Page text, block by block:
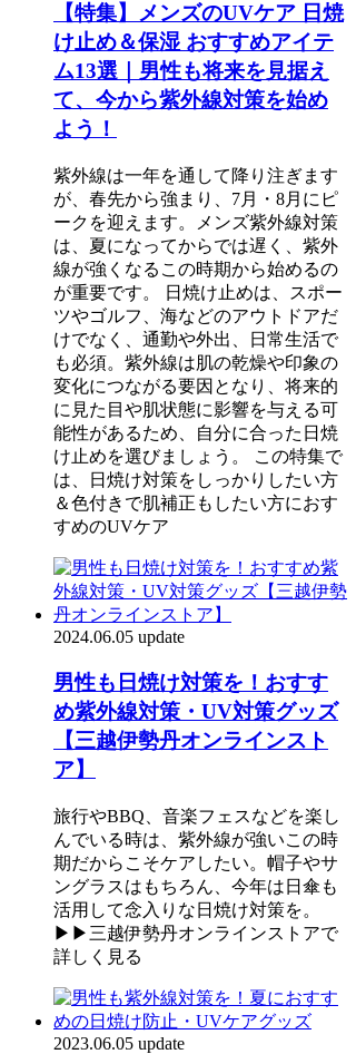
【特集】メンズのUVケア 日焼
け止め＆保湿 おすすめアイテ
ム13選｜男性も将来を見据え
て、今から紫外線対策を始め
よう！
紫外線は一年を通して降り注ぎます
が、春先から強まり、7月・8月にピ
ークを迎えます。メンズ紫外線対策
は、夏になってからでは遅く、紫外
線が強くなるこの時期から始めるの
が重要です。 日焼け止めは、スポー
ツやゴルフ、海などのアウトドアだ
けでなく、通勤や外出、日常生活で
も必須。紫外線は肌の乾燥や印象の
変化につながる要因となり、将来的
に見た目や肌状態に影響を与える可
能性があるため、自分に合った日焼
け止めを選びましょう。 この特集で
は、日焼け対策をしっかりしたい方
＆色付きで肌補正もしたい方におす
すめのUVケア
2024.06.05 update
男性も日焼け対策を！おすす
め紫外線対策・UV対策グッズ
【三越伊勢丹オンラインスト
ア】
旅行やBBQ、音楽フェスなどを楽し
んでいる時は、紫外線が強いこの時
期だからこそケアしたい。帽子やサ
ングラスはもちろん、今年は日傘も
活用して念入りな日焼け対策を。
▶▶三越伊勢丹オンラインストアで
詳しく見る
2023.06.05 update